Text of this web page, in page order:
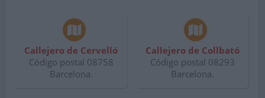
Callejero de Cervelló
Código postal 08758
Barcelona.
Callejero de Collbató
Código postal 08293
Barcelona.